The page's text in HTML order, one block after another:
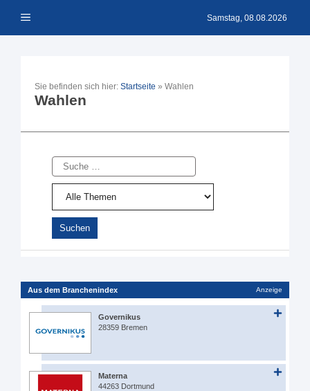
Inhalt Menü Samstag, 08.08.2026
Sie befinden sich hier: Startseite » Wahlen
Wahlen
Suche
Aus dem Branchenindex Anzeige
Governikus
28359 Bremen
Materna
44263 Dortmund